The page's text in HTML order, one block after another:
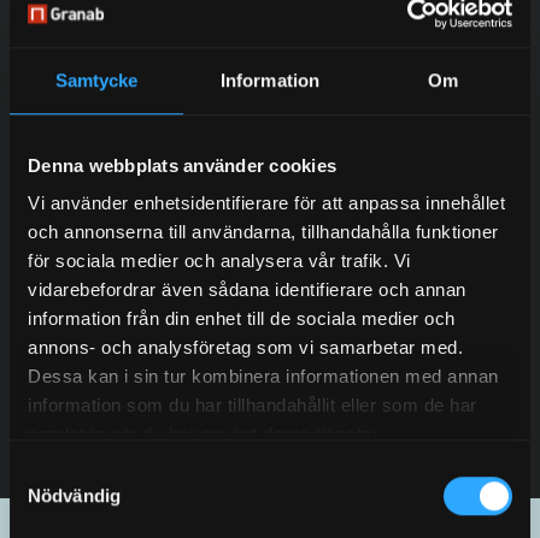
Samtycke Information Om
Denna webbplats använder cookies
Vi använder enhetsidentifierare för att anpassa innehållet
och annonserna till användarna, tillhandahålla funktioner
för sociala medier och analysera vår trafik. Vi
vidarebefordrar även sådana identifierare och annan
information från din enhet till de sociala medier och
annons- och analysföretag som vi samarbetar med.
Dessa kan i sin tur kombinera informationen med annan
information som du har tillhandahållit eller som de har
Nödvändig
2025.03.13
Elokuvateatterit
Lue lisää